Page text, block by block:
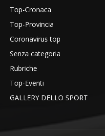
Top-Cronaca
Top-Provincia
Coronavirus top
Senza categoria
Rubriche
Top-Eventi
GALLERY DELLO SPORT